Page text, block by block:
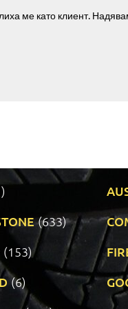
ме като клиент.
(633)
(153)
(6)